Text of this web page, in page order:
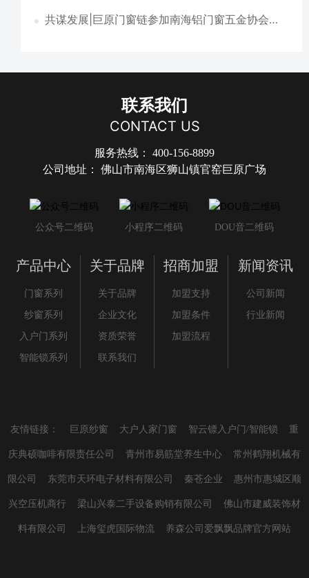
共谋发展|巨原门窗链参加南海铝门窗五金协会资
联系我们
CONTACT US
服务热线：
400-156-8899
公司地址：
佛山市南海区狮山镇官窑巨原广场
公众号二维码 小程序二维码 DOU音二维码
产品中心
门窗系列
纱窗系列
入户门系列
智能锁系列
关于品牌
关于品牌
企业文化
资质荣誉
联系我们
招商加盟
加盟支持
加盟条件
加盟流程
新闻资讯
公司新闻
行业新闻
友情链接： 巨原纱窗 大户人家门窗 智云镖入户门/智能锁 重
庆典硕咖啡有限责任公司 青州市易筋堂养生中心 常州鹤翔机械有
限公司 东莞市天环电子材料有限公司 秦苍企业 惠州市惠城区顺
兴空压机商行 梁山兴泰二手设备购销有限公司 佛山市建威装饰材
料有限公司 上海玺虎国际物流 养森公司爱飘飘品牌官方网站